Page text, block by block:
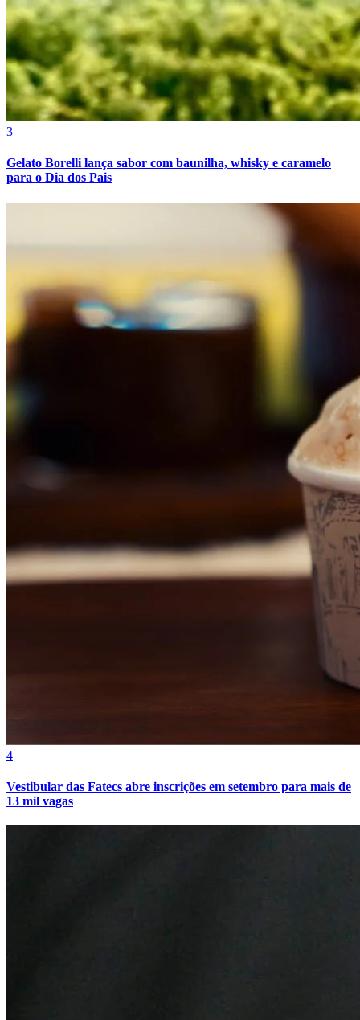
Botafogo
Grêmio
3
Gelato Borelli lança sabor com baunilha, whisky e caramelo
para o Dia dos Pais
4
Vestibular das Fatecs abre inscrições em setembro para mais de
13 mil vagas